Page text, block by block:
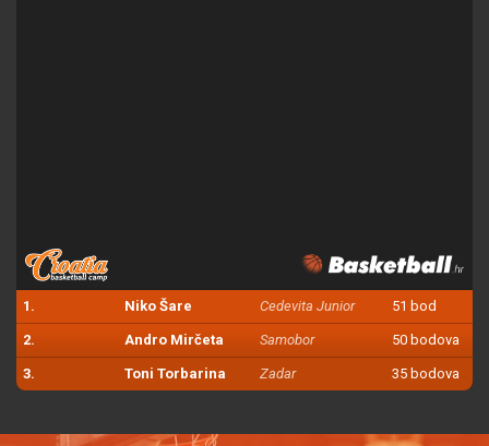
1. Niko Šare Cedevita Junior 51 bod
2. Andro Mirčeta Samobor 50 bodova
3. Toni Torbarina Zadar 35 bodova